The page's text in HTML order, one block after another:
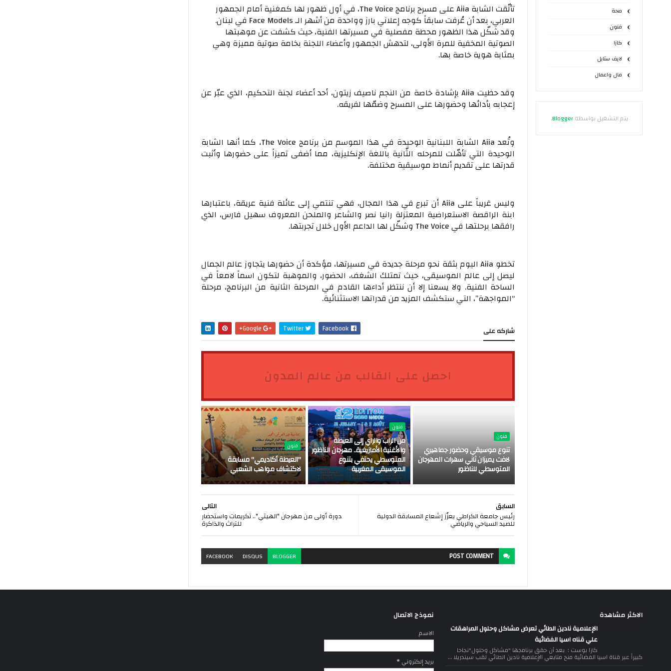
صحة
فنون
كازا
لايف ستايل
مال واعمال
يتم التشغيل بواسطةBlogger
.
تألّقت الشابة Aiia على مسرح برنامج The Voice، في أول ظهور لها كمغنية أمام الجمهور
العربي، بعد أن عُرفت سابقاً كوجه إعلاني بارز وواحدة من أشهر الـ Face Models في لبنان.
وقد شكّل هذا الظهور محطة مفصلية في مسيرتها الفنية، حيث كشفت عن موهبتها
الصوتية المخفية للمرة الأولى، لتدهش الجمهور وأعضاء اللجنة بخامة صوتية مميزة وهي
بمثابة هوية خاصة بها.
وقد حظيت Aiia بإشادة خاصة من النجم ناصيف زيتون، أحد أعضاء لجنة التحكيم، الذي عبّر عن
إعجابه بأدائها وحضورها على المسرح وضمّها لفريقه.
وتُعد Aiia الشابة اللبنانية الوحيدة في هذا الموسم من برنامج The Voice، كما أنها الشابة
الوحيدة التي تأهّلت للمرحله الثّانية باللغة الإنكليزية، مما أضفى تميزاً على حضورها وأثبت
قدرتها على تقديم أنماط موسيقية مختلفة.
وليس غريباً على Aiia أن تبرع في هذا المجال، فهي تنتمي إلى عائلة فنية عريقة، باعتبارها
ابنة الراقصة الاستعراضية المعتزلة رانيا نصر والشاعر والملحن المعروف سهيل فارس، الذي
رافقها برحلتها في The Voice وشكّل لها الداعم الأول خلال تجربتها.
تخطو Aiia اليوم بثقة نحو مرحلة جديدة في مسيرتها، مؤكدة أن حضورها يتجاوز عالم الجمال
ليصل إلى عالم الموسيقى، حيث تمتلك الشغف، الحضور، والموهبة لتكون اسماً لامعاً في
الساحة الفنية. ولا يسعنا إلا أن ننتظر أداءها القادم في المرحلة الثانية من البرنامج، مرحلة
“المواجهة”، التي ستكشف المزيد من قدراتها الاستثنائية.
شاركه على Facebook
Twitter
احصل على القالب من عالم المدون
فنون
تنوع موسيقي وحضور جماهيري
لافت يميزان ثاني سهرات المهرجان
المتوسطي للناظور
فنون
من الراب والراي إلى العيطة
والأغنية الأمازيغية.. مهرجان الناظور
المتوسطي يحتفي بتنوع
الموسيقى المغربية
فنون
"العيطة أكاديمي" مسابقة
لاكتشاف مواهب الشعبي
التالى
دورة أولى من مهرجان "الهيتي".. تكريمات واستحضار
للتراث والذاكرة
السابق
رئيس جامعة الكراطي يعزّز إشعاع المسابقة الدولية
للصيد السياحي والرياضي
POSTCOMMENT
BLOGGER
DISQUS
FACEBOOK
الاكثر مشاهدة
الإعلامية نادين الطائي تعرض مشاكل وحلول المراهقات
علي قناه اسيا الفضائية
كازا بوست : بعد أن حقق برنامجها "مشاكل وحلول"نجاحا
كبيراً عبر قناة اسيا الفضائية منح متابعي الإعلامية نادين الطائي لقب سيندريلا ...
نموذج الاتصال
الاسم
بريد إلكتروني*